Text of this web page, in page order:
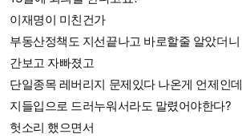
이재명이 미친건가
부동산정책도 지선끝나고 바로할줄 알았더니
간보고 자빠졌고
단일종목 레버리지 문제있다 나온게 언제인데
지들입으로 드러누워서라도 말렸어야한다?
헛소리 했으면서